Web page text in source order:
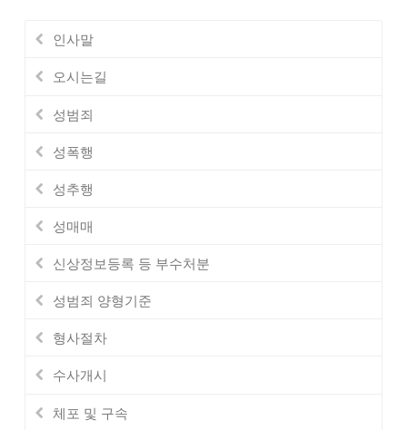
인사말
오시는길
성범죄
성폭행
성추행
성매매
신상정보등록 등 부수처분
성범죄 양형기준
형사절차
수사개시
체포 및 구속